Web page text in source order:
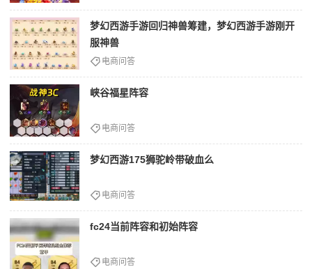
梦幻西游手游回归神兽筹建，梦幻西游手游刚开
服神兽
电商问答
峡谷福星阵容
电商问答
梦幻西游175狮驼岭带破血么
电商问答
fc24当前阵容和初始阵容
电商问答